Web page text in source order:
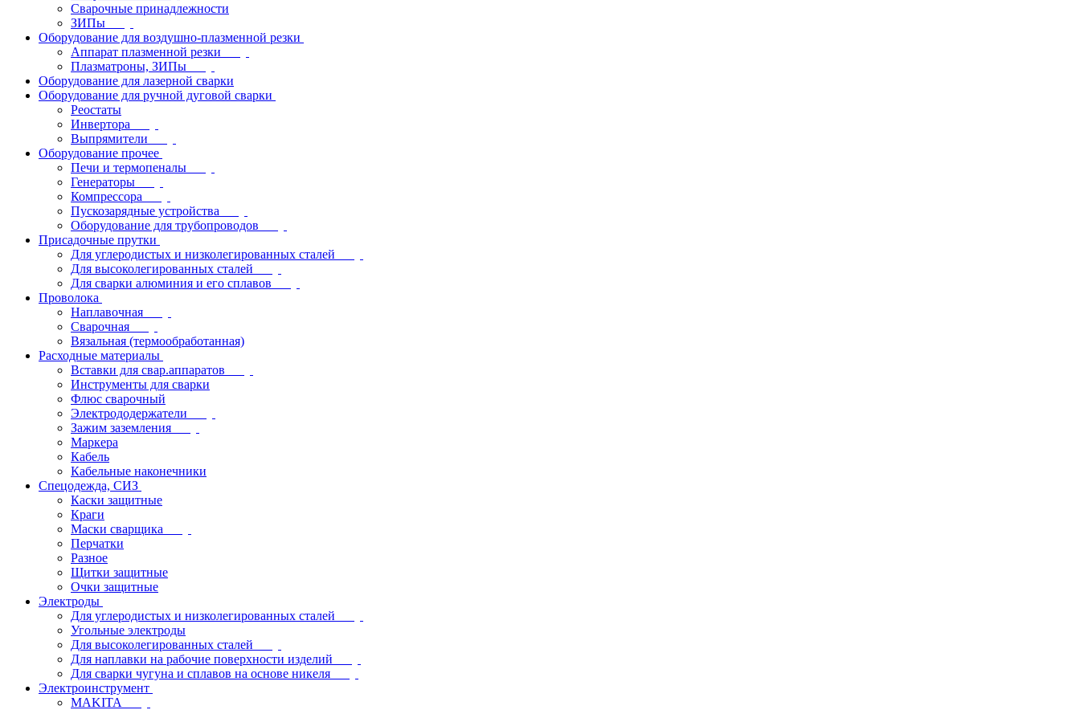
Сварочные принадлежности
ЗИПы
Оборудование для воздушно-плазменной резки
Аппарат плазменной резки
Плазматроны, ЗИПы
Оборудование для лазерной сварки
Оборудование для ручной дуговой сварки
Реостаты
Инвертора
Выпрямители
Оборудование прочее
Печи и термопеналы
Генераторы
Компрессора
Пускозарядные устройства
Оборудование для трубопроводов
Присадочные прутки
Для углеродистых и низколегированных сталей
Для высоколегированных сталей
Для сварки алюминия и его сплавов
Проволока
Наплавочная
Сварочная
Вязальная (термообработанная)
Расходные материалы
Вставки для свар.аппаратов
Инструменты для сварки
Флюс сварочный
Электрододержатели
Зажим заземления
Маркера
Кабель
Кабельные наконечники
Спецодежда, СИЗ
Каски защитные
Краги
Маски сварщика
Перчатки
Разное
Щитки защитные
Очки защитные
Электроды
Для углеродистых и низколегированных сталей
Угольные электроды
Для высоколегированных сталей
Для наплавки на рабочие поверхности изделий
Для сварки чугуна и сплавов на основе никеля
Электроинструмент
МAKITA